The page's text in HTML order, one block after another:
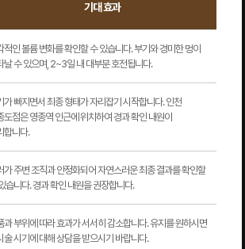
기대 효과
적인 볼륨 변화를 확인할 수 있습니다. 부기와 경미한 멍이
날 수 있으며, 2~3일 내 대부분 호전됩니다.
가 빠지면서 최종 형태가 자리잡기 시작합니다. 인천
도점은 영종역 인근에 위치하여 경과 확인 내원이
합니다.
가 주변 조직과 안정화되어 자연스러운 최종 결과를 확인할
습니다. 경과 확인 내원을 권장합니다.
과 부위에 따라 효과가 서서히 감소합니다. 유지를 원하시면
술 시기에 대해 상담을 받으시기 바랍니다.